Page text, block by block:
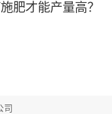
肥才能产量高？
司